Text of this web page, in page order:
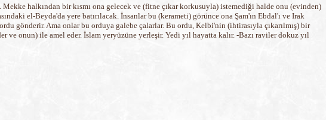
halkından bir kısmı ona gelecek ve (fitne çıkar korkusuyla) istemediği halde onu (evinden)
el-Beyda'da yere batırılacak. İnsanlar bu (kerameti) görünce ona Şam'ın Ebdal'ı ve Irak
gönderir. Ama onlar bu orduya galebe çalarlar. Bu ordu, Kelbi'nin (ihtirasıyla çıkarılmış) bir
onun) ile amel eder. İslam yeryüzüne yerleşir. Yedi yıl hayatta kalır. -Bazı raviler dokuz yıl